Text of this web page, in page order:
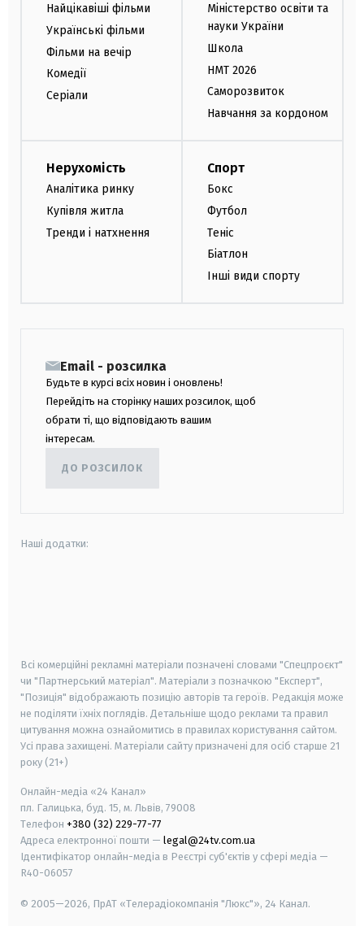
Найцікавіші фільми
Українські фільми
Фільми на вечір
Комедії
Серіали
Міністерство освіти та
науки України
Школа
НМТ 2026
Саморозвиток
Навчання за кордоном
Нерухомість
Аналітика ринку
Купівля житла
Тренди і натхнення
Спорт
Бокс
Футбол
Теніс
Біатлон
Інші види спорту
Email - розсилка
Будьте в курсі всіх новин і оновлень!
Перейдіть на сторінку наших розсилок, щоб
обрати ті, що відповідають вашим
інтересам.
ДО РОЗСИЛОК
Наші додатки:
Всі комерційні рекламні матеріали позначені словами "Спецпроєкт"
чи "Партнерський матеріал". Матеріали з позначкою "Експерт",
"Позиція" відображають позицію авторів та героїв. Редакція може
не поділяти їхніх поглядів. Детальніше щодо реклами та правил
цитування можна ознайомитись в правилах користування сайтом.
Усі права захищені. Матеріали сайту призначені для осіб старше 21
року (21+)
Онлайн-медіа «24 Канал»
пл. Галицька, буд. 15, м. Львів, 79008
Телефон +380 (32) 229-77-77
Адреса електронної пошти — legal@24tv.com.ua
Ідентифікатор онлайн-медіа в Реєстрі суб'єктів у сфері медіа —
R40-06057
© 2005—2026, ПрАТ «Телерадіокомпанія "Люкс"», 24 Канал.